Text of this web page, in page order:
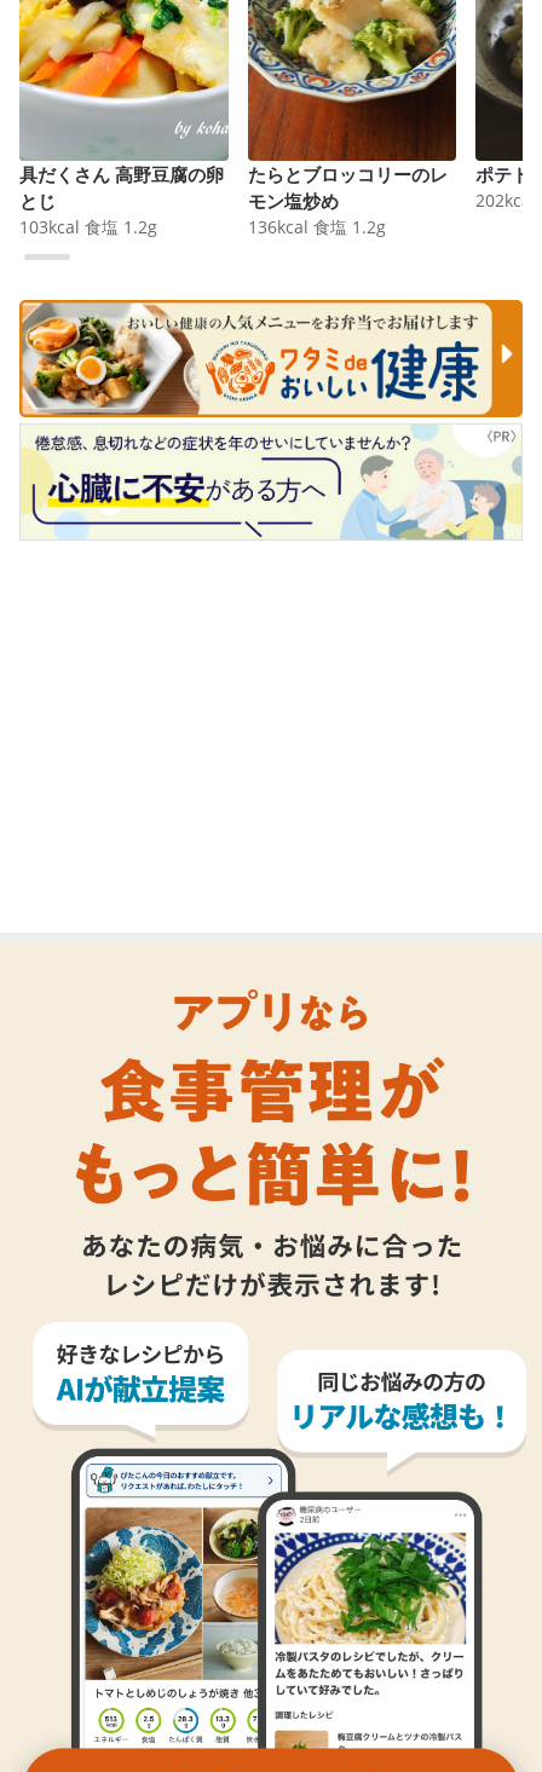
具だくさん 高野豆腐の卵
とじ
103kcal 食塩 1.2g
たらとブロッコリーのレ
モン塩炒め
136kcal 食塩 1.2g
ポテト
202kcal